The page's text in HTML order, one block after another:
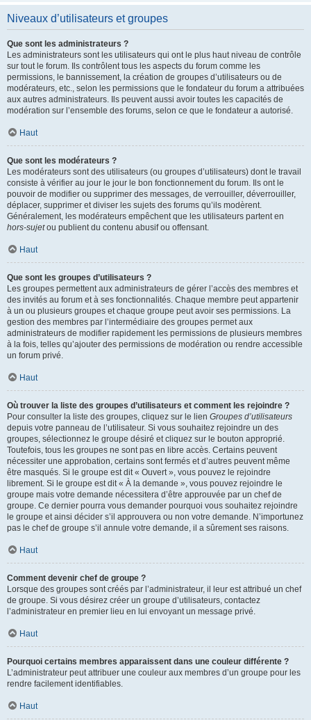
Niveaux d’utilisateurs et groupes
Que sont les administrateurs ?
Les administrateurs sont les utilisateurs qui ont le plus haut niveau de contrôle
sur tout le forum. Ils contrôlent tous les aspects du forum comme les
permissions, le bannissement, la création de groupes d’utilisateurs ou de
modérateurs, etc., selon les permissions que le fondateur du forum a attribuées
aux autres administrateurs. Ils peuvent aussi avoir toutes les capacités de
modération sur l’ensemble des forums, selon ce que le fondateur a autorisé.
Haut
Que sont les modérateurs ?
Les modérateurs sont des utilisateurs (ou groupes d’utilisateurs) dont le travail
consiste à vérifier au jour le jour le bon fonctionnement du forum. Ils ont le
pouvoir de modifier ou supprimer des messages, de verrouiller, déverrouiller,
déplacer, supprimer et diviser les sujets des forums qu’ils modèrent.
Généralement, les modérateurs empêchent que les utilisateurs partent en
hors-sujetou publient du contenu abusif ou offensant.
Haut
Que sont les groupes d’utilisateurs ?
Les groupes permettent aux administrateurs de gérer l’accès des membres et
des invités au forum et à ses fonctionnalités. Chaque membre peut appartenir
à un ou plusieurs groupes et chaque groupe peut avoir ses permissions. La
gestion des membres par l’intermédiaire des groupes permet aux
administrateurs de modifier rapidement les permissions de plusieurs membres
à la fois, telles qu’ajouter des permissions de modération ou rendre accessible
un forum privé.
Haut
Où trouver la liste des groupes d’utilisateurs et comment les rejoindre ?
Pour consulter la liste des groupes, cliquez sur le lien Groupes d’utilisateurs
depuis votre panneau de l’utilisateur. Si vous souhaitez rejoindre un des
groupes, sélectionnez le groupe désiré et cliquez sur le bouton approprié.
Toutefois, tous les groupes ne sont pas en libre accès. Certains peuvent
nécessiter une approbation, certains sont fermés et d’autres peuvent même
être masqués. Si le groupe est dit « Ouvert », vous pouvez le rejoindre
librement. Si le groupe est dit « À la demande », vous pouvez rejoindre le
groupe mais votre demande nécessitera d’être approuvée par un chef de
groupe. Ce dernier pourra vous demander pourquoi vous souhaitez rejoindre
le groupe et ainsi décider s’il approuvera ou non votre demande. N’importunez
pas le chef de groupe s’il annule votre demande, il a sûrement ses raisons.
Haut
Comment devenir chef de groupe ?
Lorsque des groupes sont créés par l’administrateur, il leur est attribué un chef
de groupe. Si vous désirez créer un groupe d’utilisateurs, contactez
l’administrateur en premier lieu en lui envoyant un message privé.
Haut
Pourquoi certains membres apparaissent dans une couleur différente ?
L’administrateur peut attribuer une couleur aux membres d’un groupe pour les
rendre facilement identifiables.
Haut